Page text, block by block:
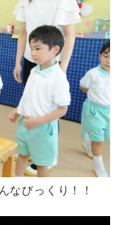
なびっくり！！